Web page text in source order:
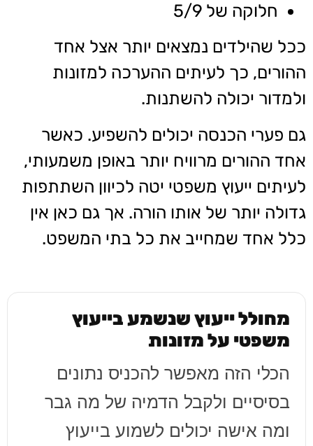
חלוקה של 5/9
ככל שהילדים נמצאים יותר אצל אחד
ההורים, כך לעיתים ההערכה למזונות
ולמדור יכולה להשתנות.
גם פערי הכנסה יכולים להשפיע. כאשר
אחד ההורים מרוויח יותר באופן משמעותי,
לעיתים ייעוץ משפטי יטה לכיוון השתתפות
גדולה יותר של אותו הורה. אך גם כאן אין
כלל אחד שמחייב את כל בתי המשפט.
מחולל ייעוץ שנשמע בייעוץ
משפטי על מזונות
הכלי הזה מאפשר להכניס נתונים
בסיסיים ולקבל הדמיה של מה גבר
ומה אישה יכולים לשמוע בייעוץ